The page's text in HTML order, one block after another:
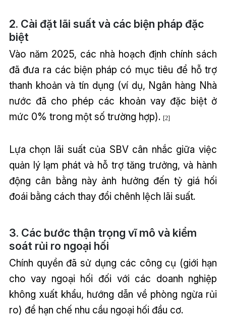
2. Cài đặt lãi suất và các biện pháp đặc
biệt
Vào năm 2025, các nhà hoạch định chính sách
đã đưa ra các biện pháp có mục tiêu để hỗ trợ
thanh khoản và tín dụng (ví dụ, Ngân hàng Nhà
nước đã cho phép các khoản vay đặc biệt ở
mức 0% trong một số trường hợp). [2]
Lựa chọn lãi suất của SBV cân nhắc giữa việc
quản lý lạm phát và hỗ trợ tăng trưởng, và hành
động cân bằng này ảnh hưởng đến tỷ giá hối
đoái bằng cách thay đổi chênh lệch lãi suất.
3. Các bước thận trọng vĩ mô và kiểm
soát rủi ro ngoại hối
Chính quyền đã sử dụng các công cụ (giới hạn
cho vay ngoại hối đối với các doanh nghiệp
không xuất khẩu, hướng dẫn về phòng ngừa rủi
ro) để hạn chế nhu cầu ngoại hối đầu cơ.